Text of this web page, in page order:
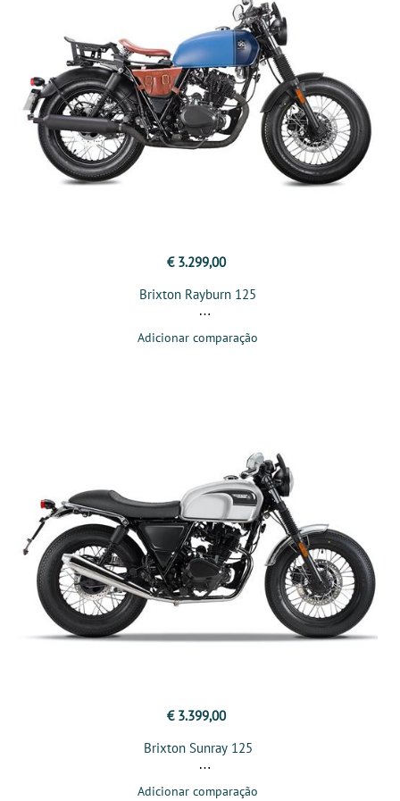
€ 3.299,00
Brixton Rayburn 125
Adicionar comparação
€ 3.399,00
Brixton Sunray 125
Adicionar comparação